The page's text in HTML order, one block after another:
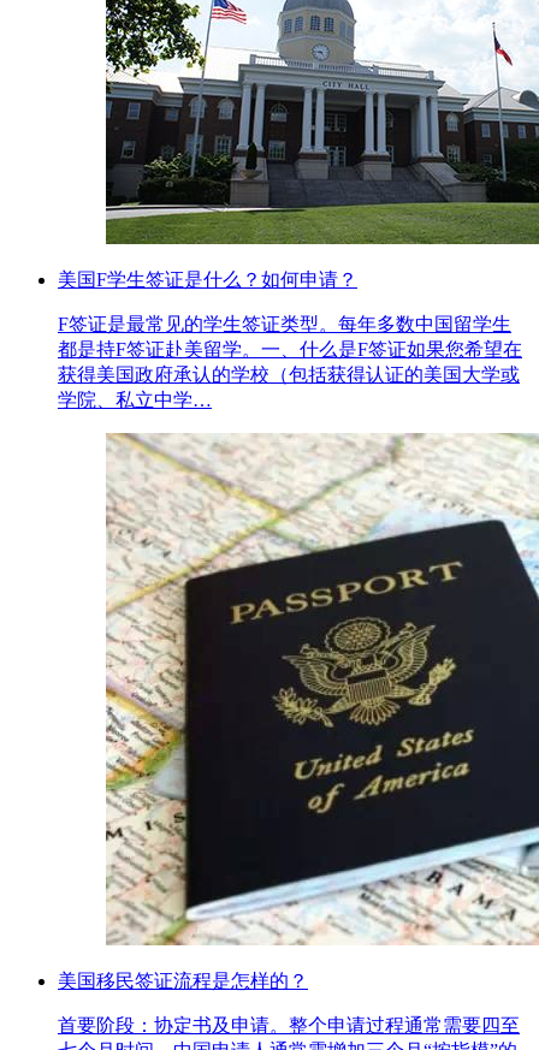
美国F学生签证是什么？如何申请？
F签证是最常见的学生签证类型。每年多数中国留学生
都是持F签证赴美留学。一、什么是F签证如果您希望在
获得美国政府承认的学校（包括获得认证的美国大学或
学院、私立中学…
美国移民签证流程是怎样的？
首要阶段：协定书及申请。整个申请过程通常需要四至